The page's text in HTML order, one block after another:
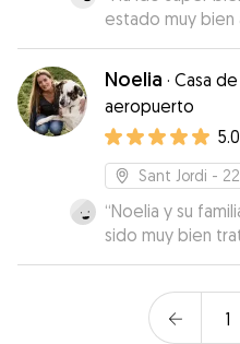
estado muy bien
contentos y
Noelia · Casa
aeropuerto
5.0
Sant Jordi -
“Noelia y su
sido muy bien
1